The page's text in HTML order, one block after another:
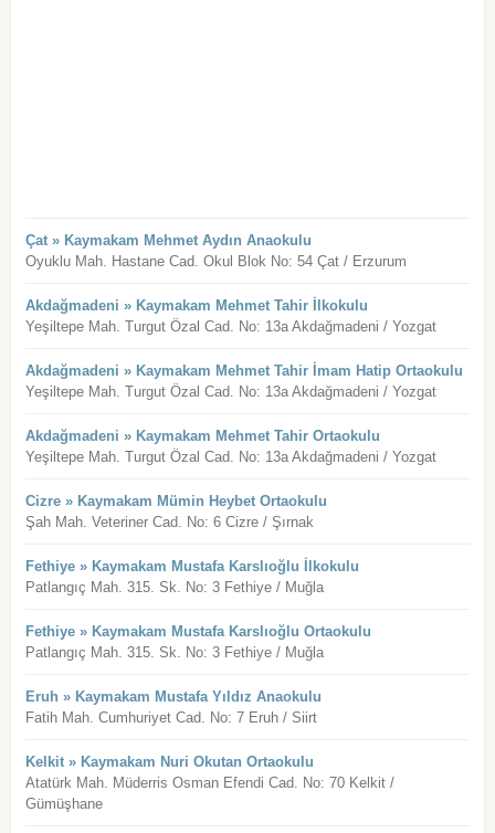
Çat » Kaymakam Mehmet Aydın Anaokulu
Oyuklu Mah. Hastane Cad. Okul Blok No: 54 Çat / Erzurum
Akdağmadeni » Kaymakam Mehmet Tahir İlkokulu
Yeşiltepe Mah. Turgut Özal Cad. No: 13a Akdağmadeni / Yozgat
Akdağmadeni » Kaymakam Mehmet Tahir İmam Hatip Ortaokulu
Yeşiltepe Mah. Turgut Özal Cad. No: 13a Akdağmadeni / Yozgat
Akdağmadeni » Kaymakam Mehmet Tahir Ortaokulu
Yeşiltepe Mah. Turgut Özal Cad. No: 13a Akdağmadeni / Yozgat
Cizre » Kaymakam Mümin Heybet Ortaokulu
Şah Mah. Veteriner Cad. No: 6 Cizre / Şırnak
Fethiye » Kaymakam Mustafa Karslıoğlu İlkokulu
Patlangıç Mah. 315. Sk. No: 3 Fethiye / Muğla
Fethiye » Kaymakam Mustafa Karslıoğlu Ortaokulu
Patlangıç Mah. 315. Sk. No: 3 Fethiye / Muğla
Eruh » Kaymakam Mustafa Yıldız Anaokulu
Fatih Mah. Cumhuriyet Cad. No: 7 Eruh / Siirt
Kelkit » Kaymakam Nuri Okutan Ortaokulu
Atatürk Mah. Müderris Osman Efendi Cad. No: 70 Kelkit /
Gümüşhane